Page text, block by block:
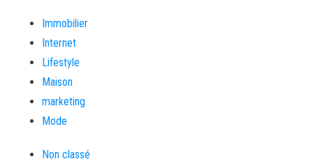
Immobilier
Internet
Lifestyle
Maison
marketing
Mode
Non classé